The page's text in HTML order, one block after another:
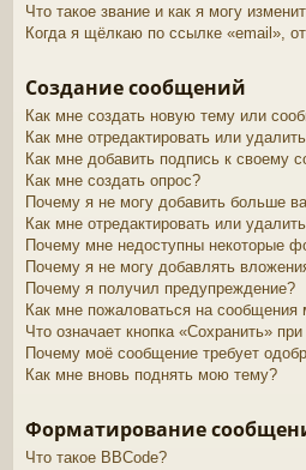
Что такое звание и как я могу
Когда я щёлкаю по ссылке «email»,
Создание сообщений
Как мне создать новую тему или
Как мне отредактировать или
Как мне добавить подпись к своему
Как мне создать опрос?
Почему я не могу добавить больше
Как мне отредактировать или
Почему мне недоступны некоторые
Почему я не могу добавлять
Почему я получил предупреждение?
Как мне пожаловаться на сообщения
Что означает кнопка «Сохранить»
Почему моё сообщение требует
Как мне вновь поднять мою тему?
Форматирование
Что такое BBCode?